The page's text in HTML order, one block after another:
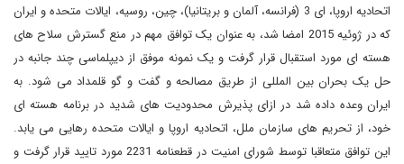
اتحادیه اروپا، ای 3 (فرانسه، آلمان و بریتانیا)، چین، روسیه، ایالات متحده و ایران
که در ژوئیه 2015 امضا شد، به عنوان یک توافق مهم در منع گسترش سلاح های
هسته ای مورد استقبال قرار گرفت و یک نمونه موفق از دیپلماسی چند جانبه در
حل یک بحران بین المللی از طریق مصالحه و گفت و گو قلمداد می شود. به
ایران وعده داده شد در ازای پذیرش محدودیت های شدید در برنامه هسته ای
خود، از تحریم های سازمان ملل، اتحادیه اروپا و ایالات متحده رهایی می یابد.
این توافق متعاقبا توسط شورای امنیت در قطعنامه 2231 مورد تایید قرار گرفت و